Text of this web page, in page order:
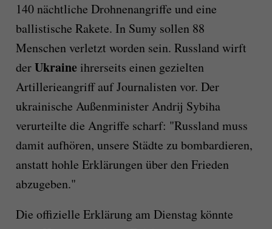
140 nächtliche Drohnenangriffe und eine
ballistische Rakete. In Sumy sollen 88
Menschen verletzt worden sein. Russland wirft
derUkraineihrerseits einen gezielten
Artillerieangriff auf Journalisten vor. Der
ukrainische Außenminister Andrij Sybiha
verurteilte die Angriffe scharf: "Russland muss
damit aufhören, unsere Städte zu bombardieren,
anstatt hohle Erklärungen über den Frieden
abzugeben."
Die offizielle Erklärung am Dienstag könnte